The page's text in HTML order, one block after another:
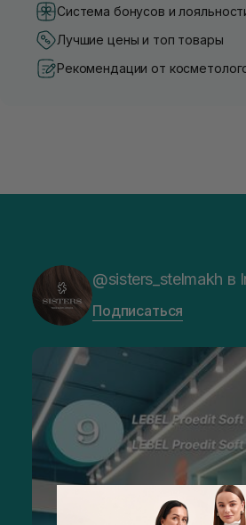
Система бонусов и
Лучшие цены и топ товары
Рекомендации от
@sisters_stelmakh в
Подписаться